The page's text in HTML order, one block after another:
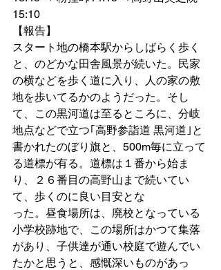
15:10
【報告】
スタート地の橋本駅からしばらく歩く
と、のどかな田舎風景が続いた。民家
の横などを歩く道に入り、人の家の敷
地を歩いてるかのようだった。そし
て、この黒河道は至るところに、分岐
地点などで立つ｢高野参詣道 黒河道｣と
書かれたのぼり旗と、500m毎に立って
る道標が有る。道標は１番から始ま
り、２６番目の高野山まで続いてい
て、歩くのに良い目安とな
った。昼食場所は、廃校となっている
小学校跡地で、この場所はかつて集落
があり、子供達が通い校庭で遊んでい
たかと思うと、感慨深いものがあっ